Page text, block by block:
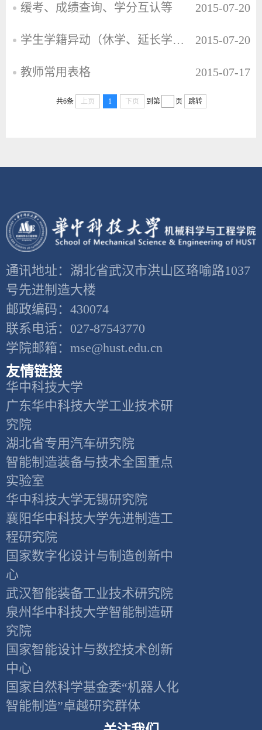
缓考、成绩查询、学分互认等 2015-07-20
学生学籍异动（休学、延长学制、转专业等） 2015-07-20
教师常用表格 2015-07-17
共6条 上页 1 下页 到第 页 跳转
通讯地址：湖北省武汉市洪山区珞喻路1037
号先进制造大楼
邮政编码：430074
联系电话：027-87543770
学院邮箱：mse@hust.edu.cn
友情链接
华中科技大学
广东华中科技大学工业技术研
究院
湖北省专用汽车研究院
智能制造装备与技术全国重点
实验室
华中科技大学无锡研究院
襄阳华中科技大学先进制造工
程研究院
国家数字化设计与制造创新中
心
武汉智能装备工业技术研究院
泉州华中科技大学智能制造研
究院
国家智能设计与数控技术创新
中心
国家自然科学基金委“机器人化
智能制造”卓越研究群体